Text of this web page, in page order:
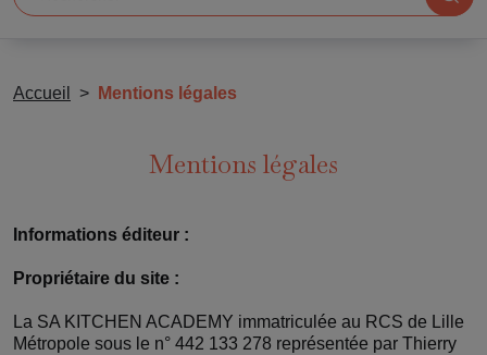
Accueil Mentions légales
Mentions légales
Informations éditeur :
Propriétaire du site :
La SA KITCHEN ACADEMY immatriculée au RCS de Lille
Métropole sous le n° 442 133 278 représentée par Thierry